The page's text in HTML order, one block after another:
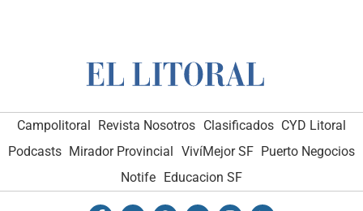
Campolitoral Revista Nosotros Clasificados CYD Litoral
Podcasts Mirador Provincial VivíMejor SF Puerto Negocios
Notife Educacion SF